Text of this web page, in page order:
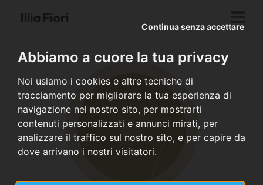
Abbiamo a cuore la tua privacy
Noi usiamo i cookies e altre tecniche di
tracciamento per migliorare la tua esperienza di
navigazione nel nostro sito, per mostrarti
contenuti personalizzati e annunci mirati, per
analizzare il traffico sul nostro sito, e per capire da
dove arrivano i nostri visitatori.
Continua senza accettare
Illia Fiori